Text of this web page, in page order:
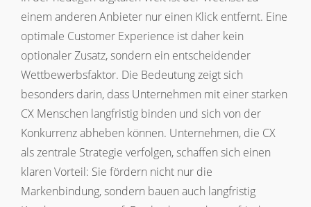
einem anderen Anbieter nur einen Klick entfernt. Eine
optimale Customer Experience ist daher kein
optionaler Zusatz, sondern ein entscheidender
Wettbewerbsfaktor. Die Bedeutung zeigt sich
besonders darin, dass Unternehmen mit einer starken
CX Menschen langfristig binden und sich von der
Konkurrenz abheben können. Unternehmen, die CX
als zentrale Strategie verfolgen, schaffen sich einen
klaren Vorteil: Sie fördern nicht nur die
Markenbindung, sondern bauen auch langfristig